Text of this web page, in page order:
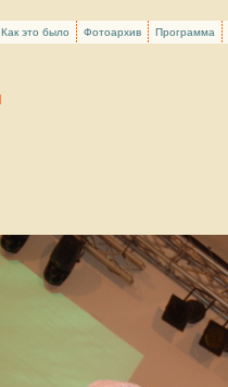
Как это было Фотоархив Программа